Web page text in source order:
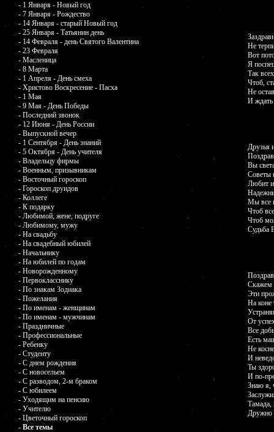
- 1 Января - Новый год
- 7 Января - Рождество
- 14 Января - старый Новый год
- 25 Января - Татьянин день
- 14 Февраля - день Святого Валентина
- 23 Февраля
- Масленица
- 8 Марта
- 1 Апреля - День смеха
- Христово Воскресение - Пасха
- 1 Мая
- 9 Мая - День Победы
- Последний звонок
- 12 Июня - День России
- Выпускной вечер
- 1 Сентября - День знаний
- 5 Октября - День учителя
- Владельцу фирмы
- Военным, призывникам
- Восточный гороскоп
- Гороскоп друидов
- Коллеге
- К подарку
- Любимой, жене, подруге
- Любимому, мужу
- На свадьбу
- На свадебный юбилей
- Начальнику
- На юбилей по годам
- Новорожденному
- Первокласснику
- По знакам Зодиака
- Пожелания
- По именам - женщинам
- По именам - мужчинам
- Праздничные
- Профессиональные
- Ребенку
- Студенту
- С днем рождения
- С новосельем
- С разводом, 2-м браком
- С юбилеем
- Уходящим на пенсию
- Учителю
- Цветочный гороскоп
- Все темы
Не
Вот
Я
Так
Чтоб,
Не
И ждать
Друзья
Вы
Советы
Любит и
Мы все
Чтоб
Чтоб
Судьба
Скажем
Эти
На коне
От
Все
Есть
Не
И
Ты
И по-
Знаю я,
Тамада,
Дружно